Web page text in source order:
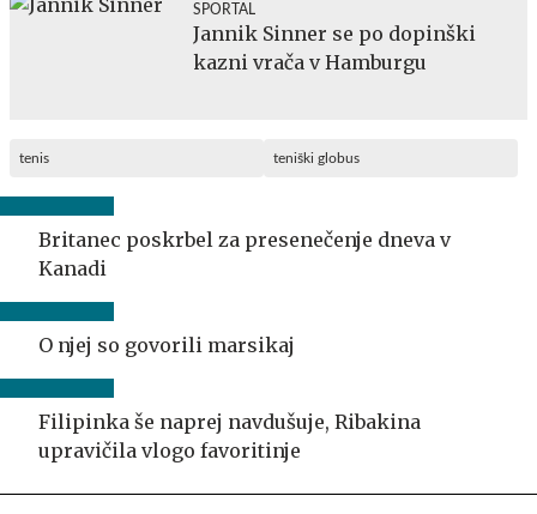
SPORTAL
Jannik Sinner se po dopinški
kazni vrača v Hamburgu
tenis teniški globus
Britanec poskrbel za presenečenje dneva v
Kanadi
O njej so govorili marsikaj
Filipinka še naprej navdušuje, Ribakina
upravičila vlogo favoritinje